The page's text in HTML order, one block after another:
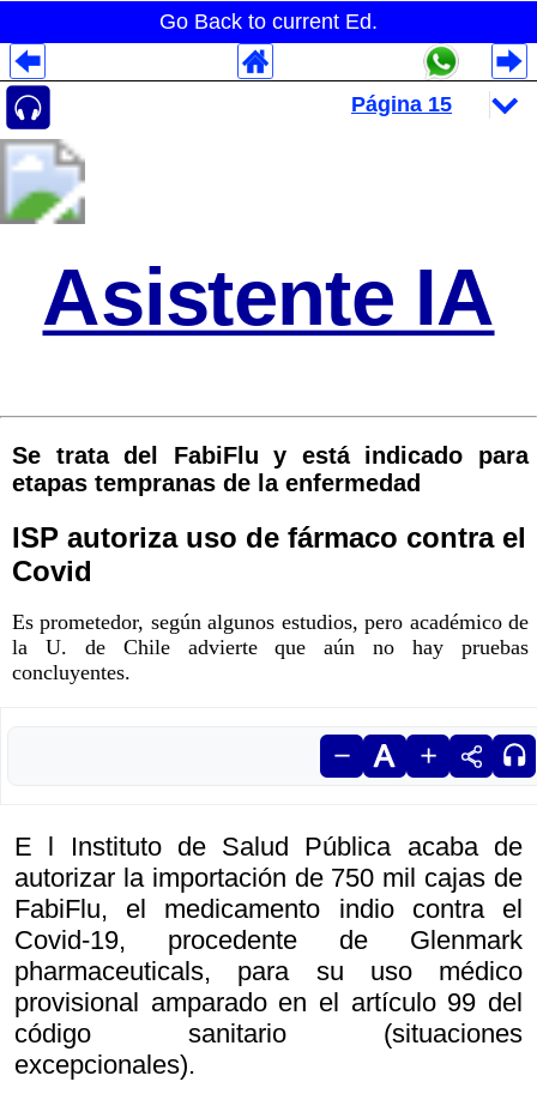
Go Back to current Ed.
Asistente IA
Se trata del FabiFlu y está indicado para
etapas tempranas de la enfermedad
ISP autoriza uso de fármaco contra el
Covid
Es prometedor, según algunos estudios, pero académico de
la U. de Chile advierte que aún no hay pruebas
concluyentes.
E l Instituto de Salud Pública acaba de
autorizar la importación de 750 mil cajas de
FabiFlu, el medicamento indio contra el
Covid-19, procedente de Glenmark
pharmaceuticals, para su uso médico
provisional amparado en el artículo 99 del
código sanitario (situaciones
excepcionales).
Despliegues Analytics
Despliegues Totales
Despliegues por Rubros